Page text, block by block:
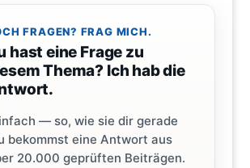
FRAGEN? FRAG MICH.
hast eine Frage zu
Thema? Ich hab die
— so, wie sie dir gerade
bekommst eine Antwort aus
20.000 geprüften Beiträgen.